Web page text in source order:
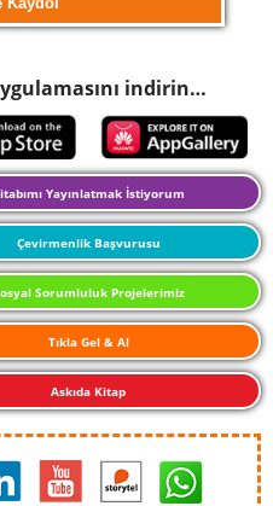
indirin…
Yayınlatmak İstiyorum
Çevirmenlik Başvurusu
Sorumluluk Projelerimiz
Tıkla Gel & Al
Askıda Kitap